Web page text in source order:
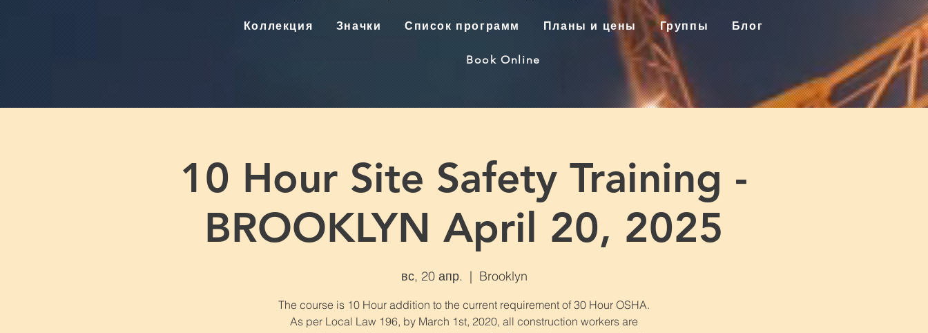
Коллекция Значки Список программ Планы и цены Группы Блог
Book Online
10 Hour Site Safety Training -
BROOKLYN April 20, 2025
вс, 20 апр.
  |
Brooklyn
The course is 10 Hour addition to the current requirement of 30 Hour OSHA.
As per Local Law 196, by March 1st, 2020, all construction workers are